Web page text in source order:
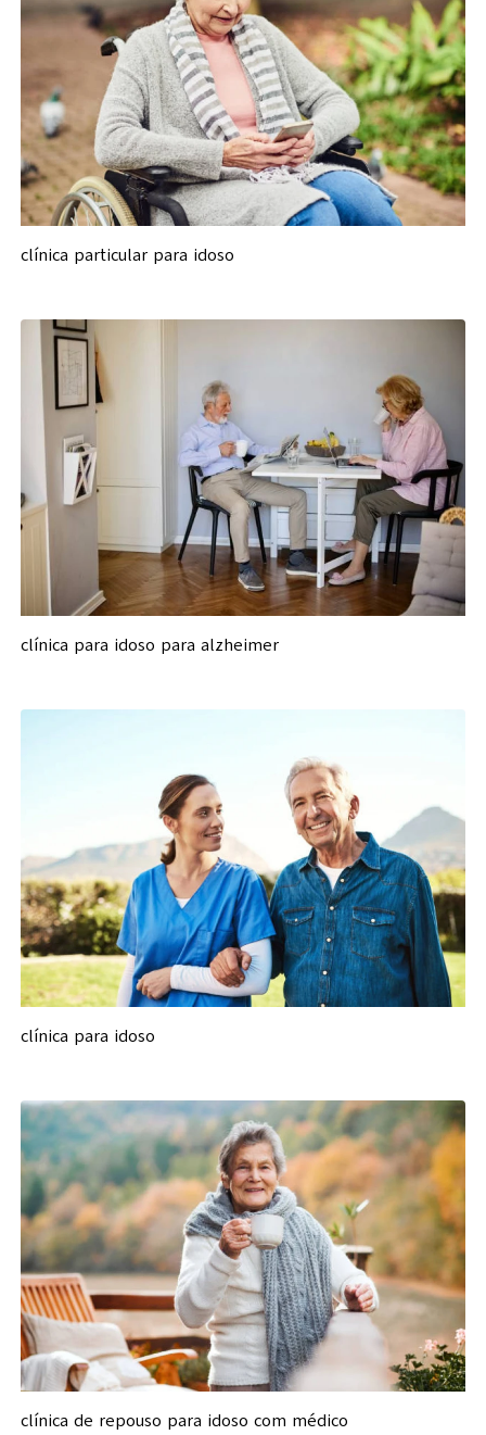
clínica particular para idoso
clínica para idoso para alzheimer
clínica para idoso
clínica de repouso para idoso com médico